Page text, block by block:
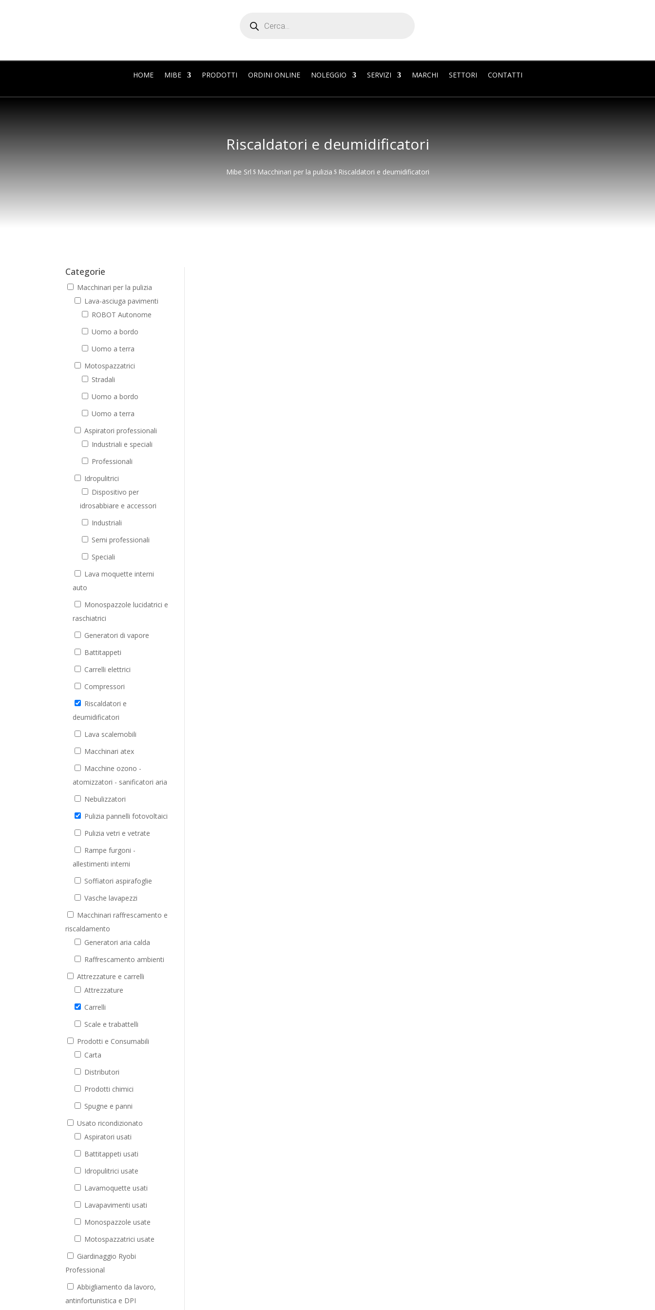
search
HOME MIBE PRODOTTI ORDINI ONLINE NOLEGGIO SERVIZI MARCHI SETTORI CONTATTI
Riscaldatori e deumidificatori
Mibe Srl $ Macchinari per la pulizia $ Riscaldatori e deumidificatori
Categorie
Macchinari per la pulizia
Lava-asciuga pavimenti
ROBOT Autonome
Uomo a bordo
Uomo a terra
Motospazzatrici
Stradali
Uomo a bordo
Uomo a terra
Aspiratori professionali
Industriali e speciali
Professionali
Idropulitrici
Dispositivo per
idrosabbiare e accessori
Industriali
Semi professionali
Speciali
Lava moquette interni
auto
Monospazzole lucidatrici e
raschiatrici
Generatori di vapore
Battitappeti
Carrelli elettrici
Compressori
Riscaldatori e
deumidificatori
Lava scalemobili
Macchinari atex
Macchine ozono -
atomizzatori - sanificatori aria
Nebulizzatori
Pulizia pannelli fotovoltaici
Pulizia vetri e vetrate
Rampe furgoni -
allestimenti interni
Soffiatori aspirafoglie
Vasche lavapezzi
Macchinari raffrescamento e
riscaldamento
Generatori aria calda
Raffrescamento ambienti
Attrezzature e carrelli
Attrezzature
Carrelli
Scale e trabattelli
Prodotti e Consumabili
Carta
Distributori
Prodotti chimici
Spugne e panni
Usato ricondizionato
Aspiratori usati
Battitappeti usati
Idropulitrici usate
Lavamoquette usati
Lavapavimenti usati
Monospazzole usate
Motospazzatrici usate
Giardinaggio Ryobi
Professional
Abbigliamento da lavoro,
antinfortunistica e DPI